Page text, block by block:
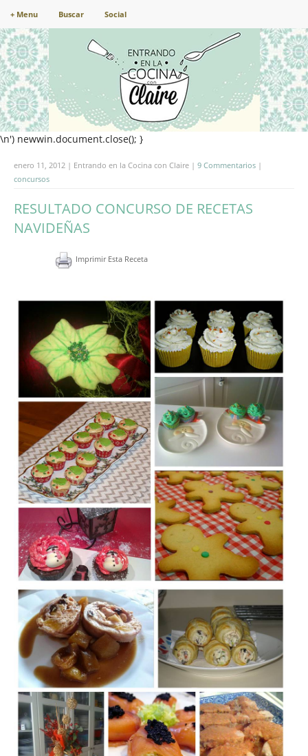
+ Menu Buscar Social
\n') newwin.document.close(); }
enero 11, 2012 | Entrando en la Cocina con Claire | 9 Commentarios |
concursos
RESULTADO CONCURSO DE RECETAS
NAVIDEÑAS
Imprimir Esta Receta